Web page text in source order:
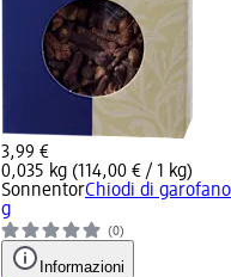
3,99 €
0,035 kg (114,00 € / 1 kg)
SonnentorChiodi di
g
(0)
Informazioni